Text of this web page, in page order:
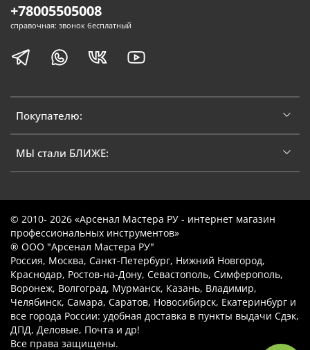
Покупателю:
МЫ стали БЛИЖЕ:
+78005505008
справочная: звонок бесплатный
© 2010- 2026 «Арсенал Мастера РУ - интернет магазин
профессиональных инструментов»
® ООО "Арсенал Мастера РУ"
Россия, Москва, Санкт-Петербург, Нижний Новгород,
Краснодар, Ростов-на-Дону, Севастополь, Симферополь,
Воронеж, Волгоград, Мурманск, Казань, Владимир,
Челябинск, Самара, Саратов, Новосибирск, Екатеринбург и
все города России: удобная доставка в пункты выдачи Сдэк,
ДПД, Деловые, Почта и др!
Все права защищены.